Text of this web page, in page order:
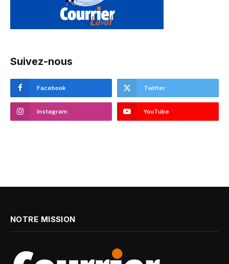
Suivez-nous
Facebook Twitter
Instagram YouTube
NOTRE MISSION